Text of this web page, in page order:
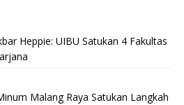
Heppie: UIBU Satukan 4 Fakultas
Malang Raya Satukan Langkah